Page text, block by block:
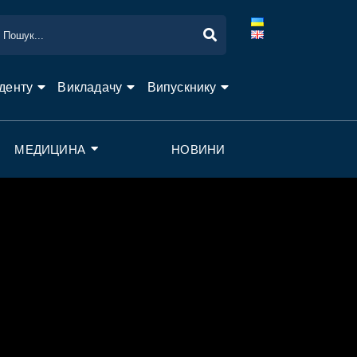
Викладачу Випускнику
МЕДИЦИНА НОВИНИ